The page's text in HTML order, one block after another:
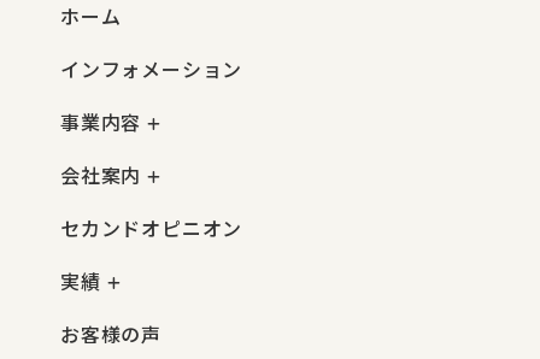
ホーム
インフォメーション
事業内容
会社案内
セカンドオピニオン
実績
お客様の声